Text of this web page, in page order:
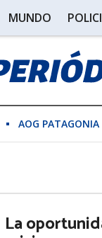
MUNDO
AOG
La